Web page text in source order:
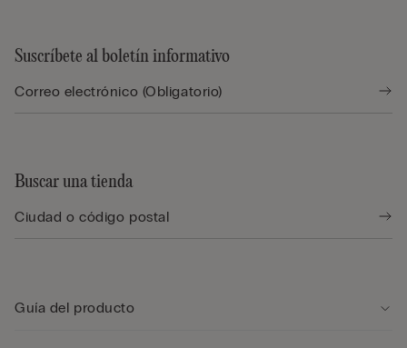
Suscríbete al boletín informativo
Buscar una tienda
Guía del producto